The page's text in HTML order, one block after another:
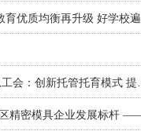
育优质均衡再升级 好学校
工会：创新托管托育模式
区精密模具企业发展标杆